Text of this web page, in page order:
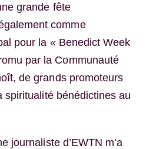
grande fête
comme
pour la « Benedict Week
par la Communauté
de grands promoteurs
spiritualité bénédictines au
journaliste d’EWTN m’a